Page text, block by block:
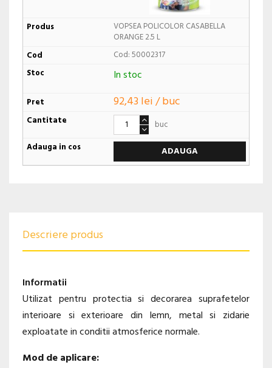
VOPSEA POLICOLOR CASABELLA
ORANGE 2.5 L
Cod: 50002317
In stoc
92,43 lei / buc
buc
ADAUGA
Descriere produs
Informatii
Utilizat pentru protectia si decorarea suprafetelor
interioare si exterioare din lemn, metal si zidarie
exploatate in conditii atmosferice normale.
Mod de aplicare: